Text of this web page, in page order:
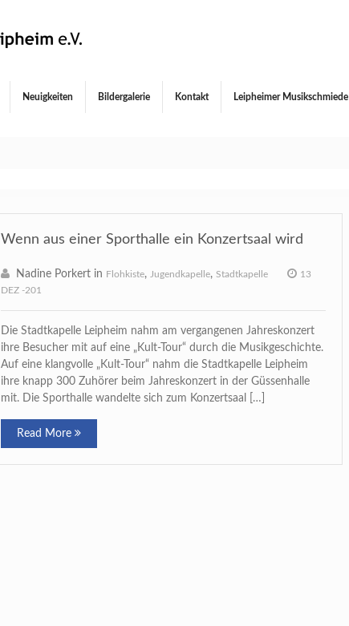
Neuigkeiten Bildergalerie Kontakt Leipheimer Musikschmiede
Wenn aus einer Sporthalle ein Konzertsaal wird
Nadine Porkert in Flohkiste, Jugendkapelle, Stadtkapelle
13
DEZ -201
Die Stadtkapelle Leipheim nahm am vergangenen Jahreskonzert
ihre Besucher mit auf eine „Kult-Tour“ durch die Musikgeschichte.
Auf eine klangvolle „Kult-Tour“ nahm die Stadtkapelle Leipheim
ihre knapp 300 Zuhörer beim Jahreskonzert in der Güssenhalle
mit. Die Sporthalle wandelte sich zum Konzertsaal […]
Read More